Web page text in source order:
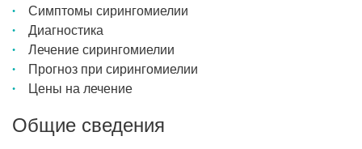
Симптомы сирингомиелии
Диагностика
Лечение сирингомиелии
Прогноз при сирингомиелии
Цены на лечение
Общие сведения